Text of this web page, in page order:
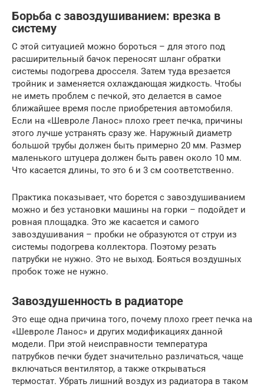
Борьба с завоздушиванием: врезка в
систему
С этой ситуацией можно бороться – для этого под
расширительный бачок переносят шланг обратки
системы подогрева дросселя. Затем туда врезается
тройник и заменяется охлаждающая жидкость. Чтобы
не иметь проблем с печкой, это делается в самое
ближайшее время после приобретения автомобиля.
Если на «Шевроле Ланос» плохо греет печка, причины
этого лучше устранять сразу же. Наружный диаметр
большой трубы должен быть примерно 20 мм. Размер
маленького штуцера должен быть равен около 10 мм.
Что касается длины, то это 6 и 3 см соответственно.
Практика показывает, что борется с завоздушиванием
можно и без установки машины на горки – подойдет и
ровная площадка. Это же касается и самого
завоздушивания – пробки не образуются от струи из
системы подогрева коллектора. Поэтому резать
патрубки не нужно. Это не выход. Бояться воздушных
пробок тоже не нужно.
Завоздушенность в радиаторе
Это еще одна причина того, почему плохо греет печка на
«Шевроле Ланос» и других модификациях данной
модели. При этой неисправности температура
патрубков печки будет значительно различаться, чаще
включаться вентилятор, а также открываться
термостат. Убрать лишний воздух из радиатора в таком